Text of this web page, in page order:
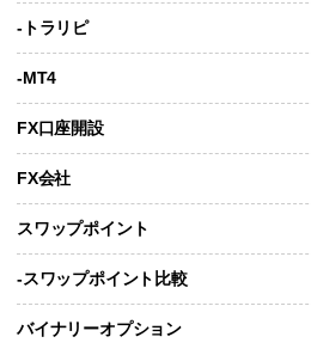
-トラリピ
-MT4
FX口座開設
FX会社
スワップポイント
-スワップポイント比較
バイナリーオプション